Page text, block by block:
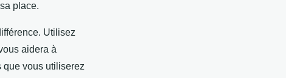
place.
Utilisez
aidera à
que vous utiliserez